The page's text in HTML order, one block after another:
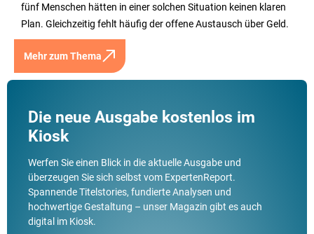
fünf Menschen hätten in einer solchen Situation keinen klaren
Plan. Gleichzeitig fehlt häufig der offene Austausch über Geld.
Mehr zum Thema
Die neue Ausgabe kostenlos im
Kiosk
Werfen Sie einen Blick in die aktuelle Ausgabe und
überzeugen Sie sich selbst vom ExpertenReport.
Spannende Titelstories, fundierte Analysen und
hochwertige Gestaltung – unser Magazin gibt es auch
digital im Kiosk.